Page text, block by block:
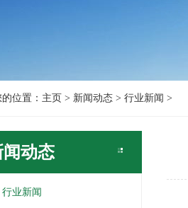
位置： 主页 > 新闻动态 > 行业新闻 >
闻动态
行业新闻